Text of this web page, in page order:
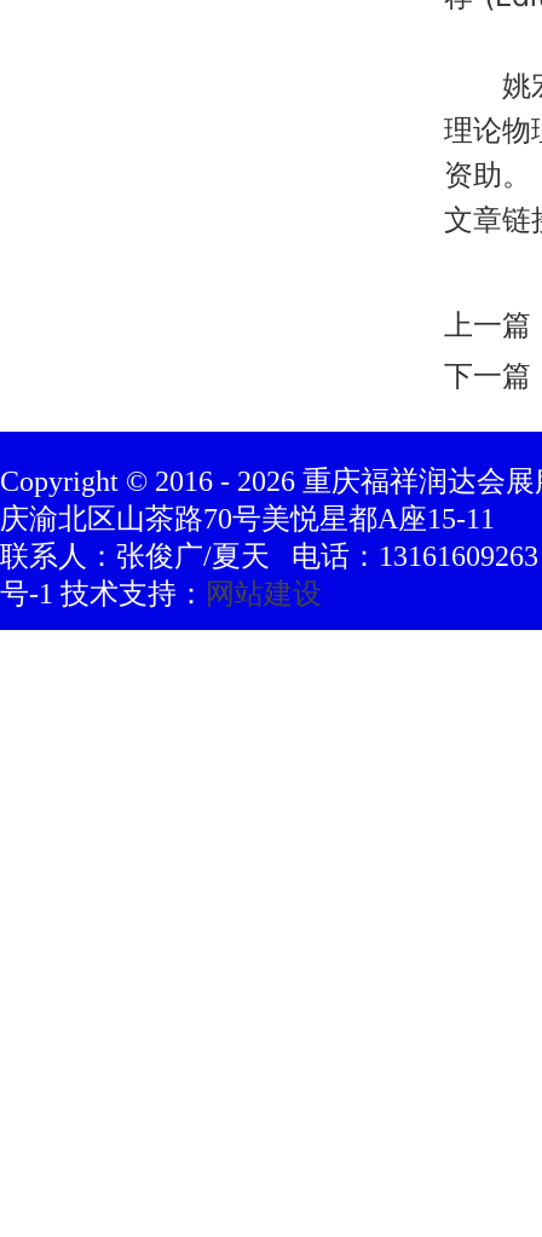
姚宏
理论物
资助。
文章
上一篇
下一篇
Copyright © 2016 - 2026 重庆福祥润达会
庆渝北区山茶路70号美悦星都A座15-11
联系人：张俊广/夏天 电话：
号-1 技术支持： 网站建设